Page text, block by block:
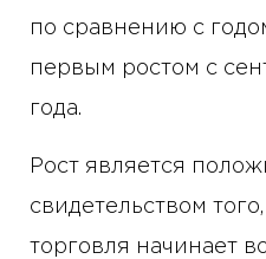
по сравнению с
первым ростом с
года.
Рост является
свидетельством
торговля начинает